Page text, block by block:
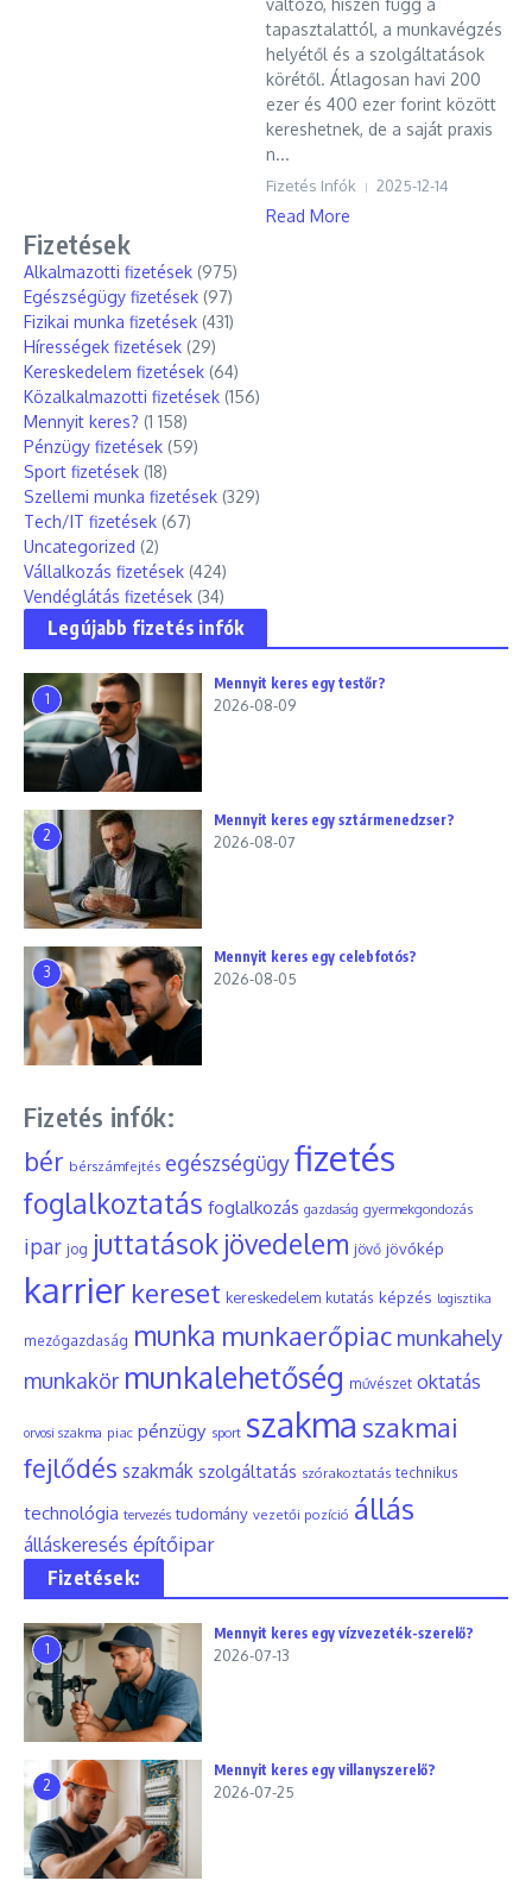
változó, hiszen függ a
tapasztalattól, a munkavégzés
helyétől és a szolgáltatások
körétől. Átlagosan havi 200
ezer és 400 ezer forint között
kereshetnek, de a saját praxis
n...
Fizetés Infók 2025-12-14
Read More
Fizetések
Alkalmazotti fizetések (975)
Egészségügy fizetések (97)
Fizikai munka fizetések (431)
Hírességek fizetések (29)
Kereskedelem fizetések (64)
Közalkalmazotti fizetések (156)
Mennyit keres? (1 158)
Pénzügy fizetések (59)
Sport fizetések (18)
Szellemi munka fizetések (329)
Tech/IT fizetések (67)
Uncategorized (2)
Vállalkozás fizetések (424)
Vendéglátás fizetések (34)
Legújabb fizetés infók
1
Mennyit keres egy testőr?
2026-08-09
2
Mennyit keres egy sztármenedzser?
2026-08-07
3
Mennyit keres egy celebfotós?
2026-08-05
Fizetés infók:
bér bérszámfejtés egészségügyfizetés
foglalkoztatás foglalkozás gazdaság gyermekgondozás
ipar jog juttatások jövedelem jövő jövőkép
karrier kereset kereskedelem kutatás képzés logisztika
mezőgazdaság munka munkaerőpiac munkahely
munkakör munkalehetőség művészet oktatás
orvosi szakma piac pénzügy sport szakma szakmai
fejlődés szakmák szolgáltatás szórakoztatás technikus
technológia tervezés tudomány vezetői pozíció állás
álláskeresés építőipar
Fizetések:
1
Mennyit keres egy vízvezeték-szerelő?
2026-07-13
2
Mennyit keres egy villanyszerelő?
2026-07-25